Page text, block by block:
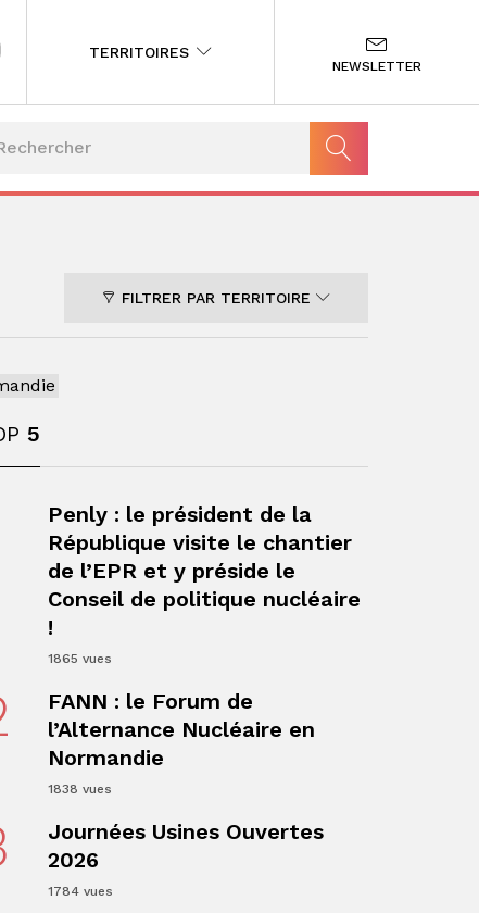
TERRITOIRES
NEWSLETTER
FILTRER PAR TERRITOIRE
5
Penly : le président de la
République visite le chantier
de l’EPR et y préside le
Conseil de politique nucléaire
!
1865 vues
FANN : le Forum de
l’Alternance Nucléaire en
Normandie
1838 vues
Journées Usines Ouvertes
2026
1784 vues